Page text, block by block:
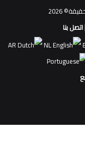
2026
اتصل بنا
AR
NL